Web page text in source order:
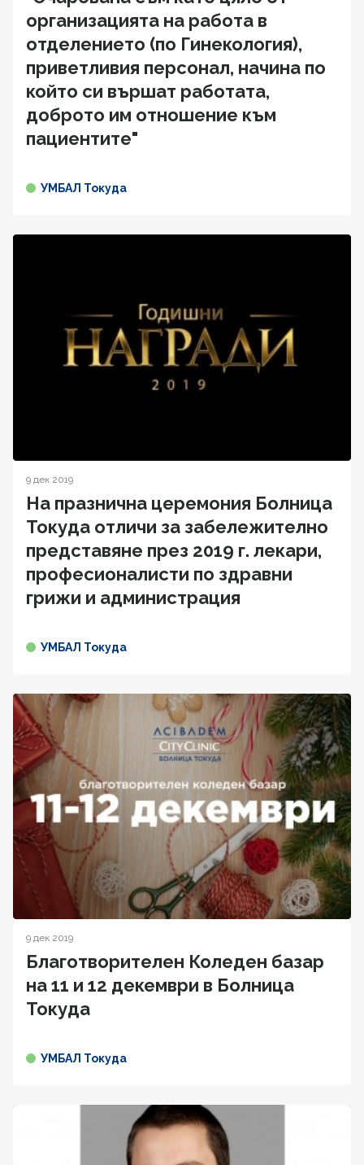
организацията на работа в
отделението (по Гинекология),
приветливия персонал, начина по
който си вършат работата,
доброто им отношение към
пациентите"
УМБАЛ Токуда
9 дек 2019
На празнична церемония Болница
Токуда отличи за забележително
представяне през 2019 г. лекари,
професионалисти по здравни
грижи и администрация
УМБАЛ Токуда
9 дек 2019
Благотворителен Коледен базар
на 11 и 12 декември в Болница
Токуда
УМБАЛ Токуда